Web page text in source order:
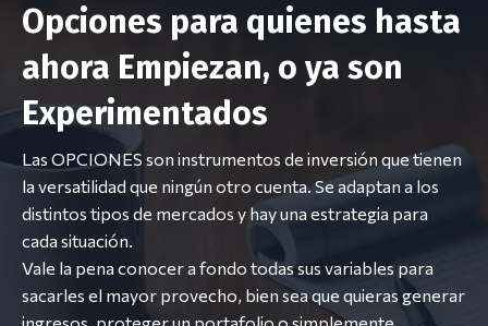
Opciones para quienes hasta
ahora Empiezan, o ya son
Experimentados
Las OPCIONES son instrumentos de inversión que tienen
la versatilidad que ningún otro cuenta. Se adaptan a los
distintos tipos de mercados y hay una estrategia para
cada situación.
Vale la pena conocer a fondo todas sus variables para
sacarles el mayor provecho, bien sea que quieras generar